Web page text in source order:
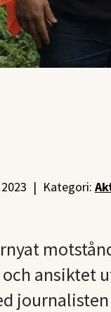
| Kategori:
ansiktet
journalisten